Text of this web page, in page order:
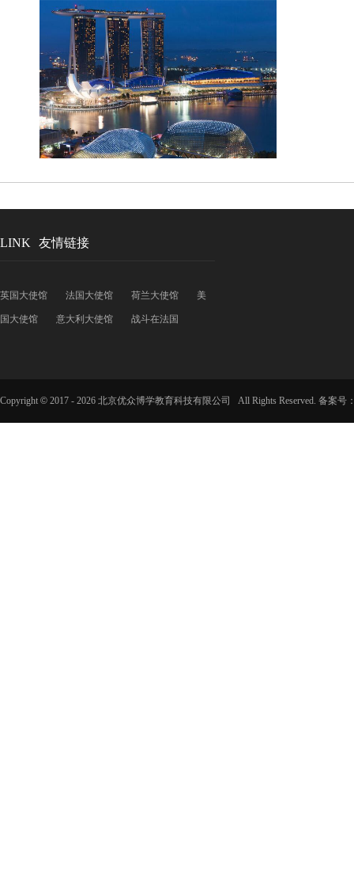
LINK 友情链接
英国大使馆 法国大使馆 荷兰大使馆 美
国大使馆 意大利大使馆 战斗在法国
Copyright © 2017 - 2026 北京优众博学教育科技有限公司 All Rights Reserved. 备案号